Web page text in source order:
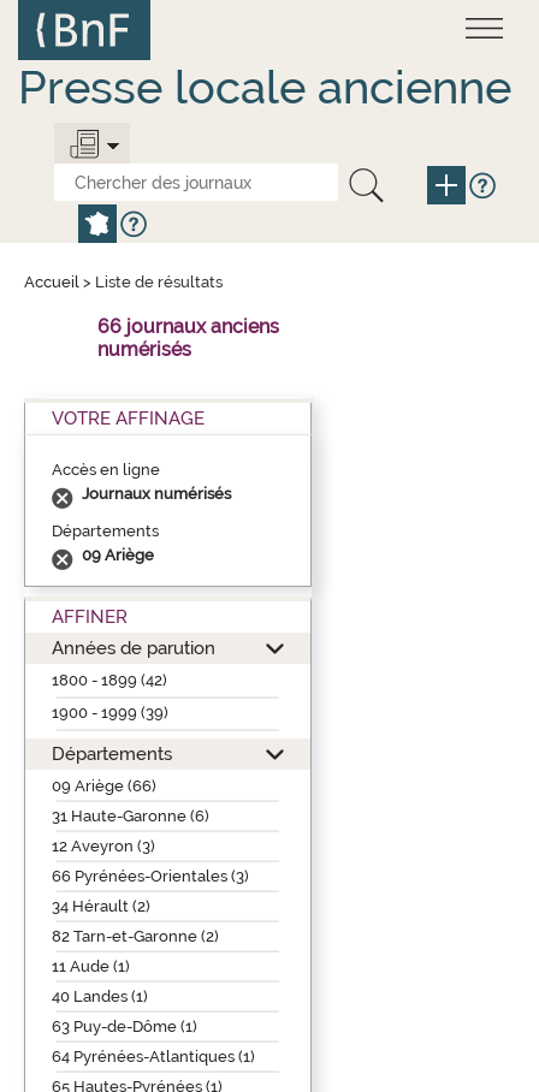
contenu
principal
Presse locale ancienne
Accueil > Liste de résultats
66 journaux anciens
numérisés
VOTRE AFFINAGE
Accès en ligne
Journaux numérisés
Départements
09 Ariège
AFFINER
Années de parution
1800 - 1899 (42)
1900 - 1999 (39)
Départements
09 Ariège (66)
31 Haute-Garonne (6)
12 Aveyron (3)
66 Pyrénées-Orientales (3)
34 Hérault (2)
82 Tarn-et-Garonne (2)
11 Aude (1)
40 Landes (1)
63 Puy-de-Dôme (1)
64 Pyrénées-Atlantiques (1)
65 Hautes-Pyrénées (1)
Panneau de gestion des cookies